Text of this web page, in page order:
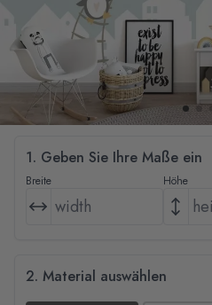
1. Geben Sie Ihre Maße ein
Breite Höhe
2. Material auswählen